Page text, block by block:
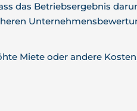
das Betriebsergebnis
Miete oder andere